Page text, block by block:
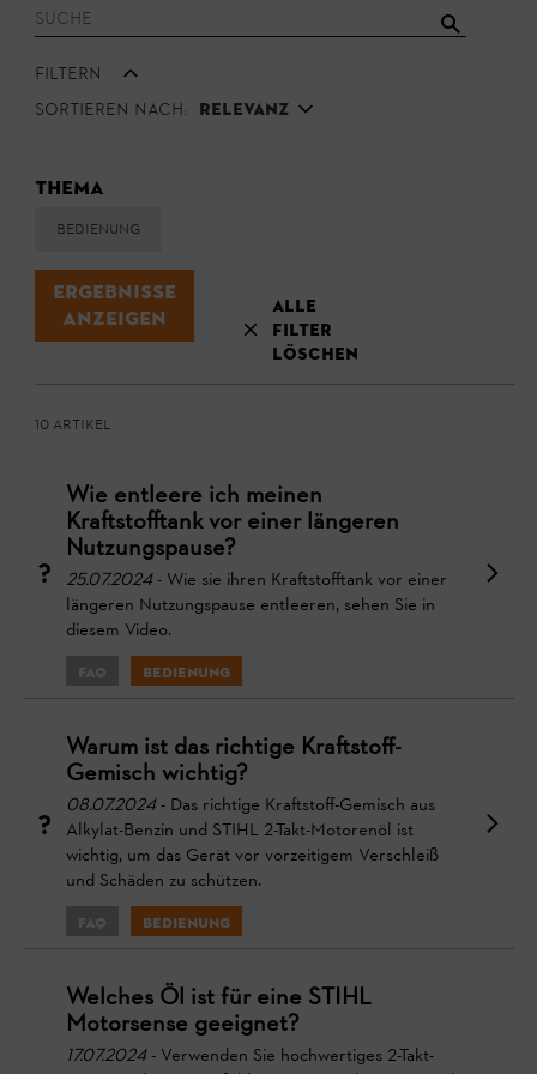
Filtern
Sortieren nach:
Relevanz
Thema
Bedienung
Ergebnisse
Anzeigen
Alle
Filter
löschen
10 Artikel
Wie entleere ich meinen
Kraftstofftank vor einer längeren
Nutzungspause?
25.07.2024- Wie sie ihren Kraftstofftank vor einer
längeren Nutzungspause entleeren, sehen Sie in
diesem Video.
FAQ Bedienung
Warum ist das richtige Kraftstoff-
Gemisch wichtig?
08.07.2024- Das richtige Kraftstoff-Gemisch aus
Alkylat-Benzin und STIHL 2-Takt-Motorenöl ist
wichtig, um das Gerät vor vorzeitigem Verschleiß
und Schäden zu schützen.
FAQ Bedienung
Welches Öl ist für eine STIHL
Motorsense geeignet?
17.07.2024- Verwenden Sie hochwertiges 2-Takt-